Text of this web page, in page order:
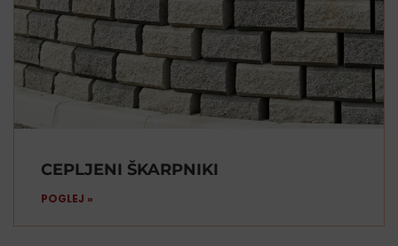
CEPLJENI ŠKARPNIKI
POGLEJ »